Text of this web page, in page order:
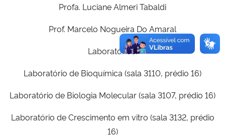
Profa. Luciane Almeri Tabaldi
Prof. Marcelo Nogueira Do Amaral
Laboratórios:
Laboratório de Bioquímica (sala 3110, prédio 16)
Laboratório de Biologia Molecular (sala 3107, prédio 16)
Laboratório de Crescimento em vitro (sala 3132, prédio
16)